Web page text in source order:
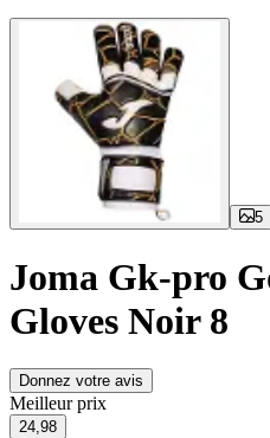
5
Joma Gk-pro
Gloves Noir 8
Donnez votre avis
Meilleur prix
24,98